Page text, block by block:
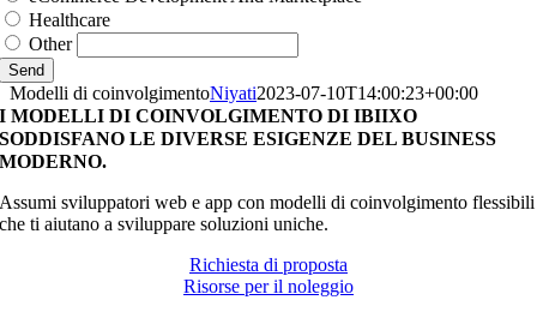
Healthcare
Other
Send
Modelli di coinvolgimentoNiyati2023-07-10T14:00:23+00:00
I MODELLI DI COINVOLGIMENTO DI IBIIXO
SODDISFANO LE DIVERSE ESIGENZE DEL BUSINESS
MODERNO.
Assumi sviluppatori web e app con modelli di coinvolgimento flessibili
che ti aiutano a sviluppare soluzioni uniche.
Richiesta di proposta
Risorse per il noleggio